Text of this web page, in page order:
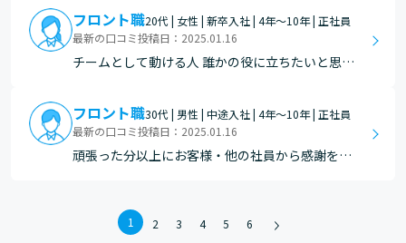
いたり、練習したことが上手くできて喜んでいる
姿を見た時はすごく嬉しいですし、この仕事をや
っていて良かったと感じます。また、体験の方に
対しては一期一会を…
フロント職20代 | 女性 | 新卒入社 | 4年～10年 | 正社員
最新の口コミ投稿日：2025.01.16
チームとして動ける人 誰かの役に立ちたいと思う
フロント職30代 | 男性 | 中途入社 | 4年～10年 | 正社員
最新の口コミ投稿日：2025.01.16
頑張った分以上にお客様・他の社員から感謝を伝
1 2 3 4 5 6